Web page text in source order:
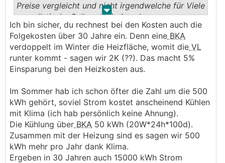
. .
Preise vergleicht und nicht irgendwelche für Viele
unrealistische Selbermach-Angaben.
Ich bin sicher, du rechnest bei den Kosten auch die
Folgekosten über 30 Jahre ein. Denn eine BKA
verdoppelt im Winter die Heizfläche, womit die VL
runter kommt - sagen wir 2K (??). Das macht 5%
Einsparung bei den Heizkosten aus.
Im Sommer hab ich schon öfter die Zahl um die 500
kWh gehört, soviel Strom kostet anscheinend Kühlen
mit Klima (ich hab persönlich keine Ahnung).
Die Kühlung über BKA 50 kWh (20W*24h*100d).
Zusammen mit der Heizung sind es sagen wir 500
kWh mehr pro Jahr dank Klima.
Ergeben in 30 Jahren auch 15000 kWh Strom